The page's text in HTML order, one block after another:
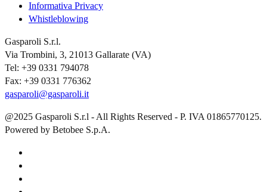
Informativa Privacy
Whistleblowing
Gasparoli S.r.l.
Via Trombini, 3, 21013 Gallarate (VA)
Tel: +39 0331 794078
Fax: +39 0331 776362
gasparoli@gasparoli.it
@2025 Gasparoli S.r.l - All Rights Reserved - P. IVA 01865770125.
Powered by Betobee S.p.A.